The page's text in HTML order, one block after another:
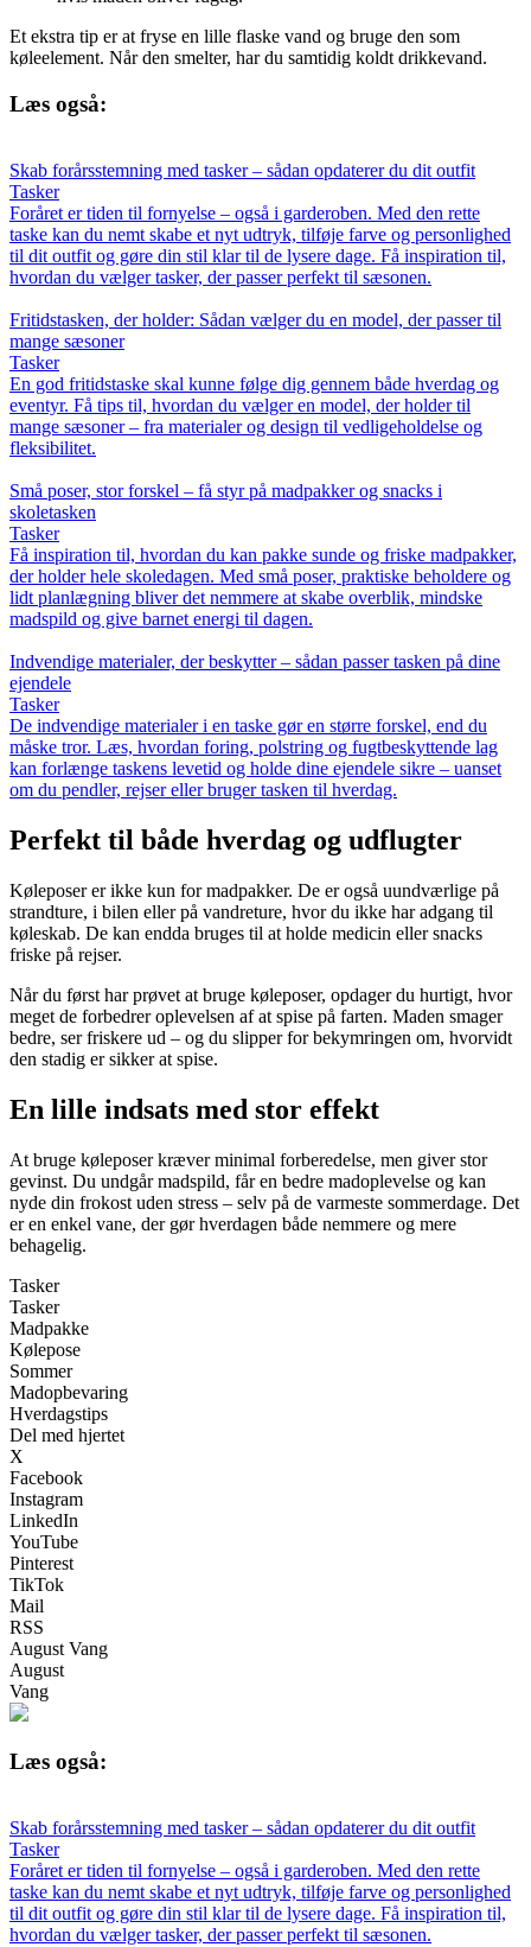
Et ekstra tip er at fryse en lille flaske vand og bruge den som
køleelement. Når den smelter, har du samtidig koldt drikkevand.
Læs også:
Skab forårsstemning med tasker – sådan opdaterer du dit outfit
Tasker
Foråret er tiden til fornyelse – også i garderoben. Med den rette
taske kan du nemt skabe et nyt udtryk, tilføje farve og personlighed
til dit outfit og gøre din stil klar til de lysere dage. Få inspiration til,
hvordan du vælger tasker, der passer perfekt til sæsonen.
Fritidstasken, der holder: Sådan vælger du en model, der passer til
mange sæsoner
Tasker
En god fritidstaske skal kunne følge dig gennem både hverdag og
eventyr. Få tips til, hvordan du vælger en model, der holder til
mange sæsoner – fra materialer og design til vedligeholdelse og
fleksibilitet.
Små poser, stor forskel – få styr på madpakker og snacks i
skoletasken
Tasker
Få inspiration til, hvordan du kan pakke sunde og friske madpakker,
der holder hele skoledagen. Med små poser, praktiske beholdere og
lidt planlægning bliver det nemmere at skabe overblik, mindske
madspild og give barnet energi til dagen.
Indvendige materialer, der beskytter – sådan passer tasken på dine
ejendele
Tasker
De indvendige materialer i en taske gør en større forskel, end du
måske tror. Læs, hvordan foring, polstring og fugtbeskyttende lag
kan forlænge taskens levetid og holde dine ejendele sikre – uanset
om du pendler, rejser eller bruger tasken til hverdag.
Perfekt til både hverdag og udflugter
Køleposer er ikke kun for madpakker. De er også uundværlige på
strandture, i bilen eller på vandreture, hvor du ikke har adgang til
køleskab. De kan endda bruges til at holde medicin eller snacks
friske på rejser.
Når du først har prøvet at bruge køleposer, opdager du hurtigt, hvor
meget de forbedrer oplevelsen af at spise på farten. Maden smager
bedre, ser friskere ud – og du slipper for bekymringen om, hvorvidt
den stadig er sikker at spise.
En lille indsats med stor effekt
At bruge køleposer kræver minimal forberedelse, men giver stor
gevinst. Du undgår madspild, får en bedre madoplevelse og kan
nyde din frokost uden stress – selv på de varmeste sommerdage. Det
er en enkel vane, der gør hverdagen både nemmere og mere
behagelig.
Tasker
Tasker
Madpakke
Kølepose
Sommer
Madopbevaring
Hverdagstips
Del med hjertet
X
Facebook
Instagram
LinkedIn
YouTube
Pinterest
TikTok
Mail
RSS
August Vang
August
Vang
Læs også:
Skab forårsstemning med tasker – sådan opdaterer du dit outfit
Tasker
Foråret er tiden til fornyelse – også i garderoben. Med den rette
taske kan du nemt skabe et nyt udtryk, tilføje farve og personlighed
til dit outfit og gøre din stil klar til de lysere dage. Få inspiration til,
hvordan du vælger tasker, der passer perfekt til sæsonen.